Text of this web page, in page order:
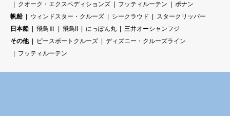
クオーク・エクスペディションズ
フッティルーテン
ポナン
帆船
ウィンドスター・クルーズ シークラウド
スタークリッパー
日本船
飛鳥Ⅲ 飛鳥II にっぽん丸
三井オーシャンフジ
その他
ピースボートクルーズ
ディズニー・クルーズライン
フッティルーテン